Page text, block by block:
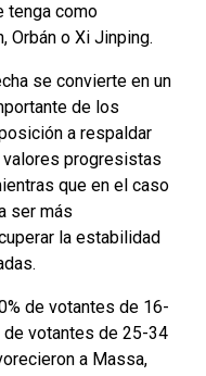
tenga como
Orbán o Xi Jinping.
se convierte en un
de los
a respaldar
progresistas
que en el caso
ser más
la estabilidad
de votantes de 16-
de votantes de 25-34
a Massa,